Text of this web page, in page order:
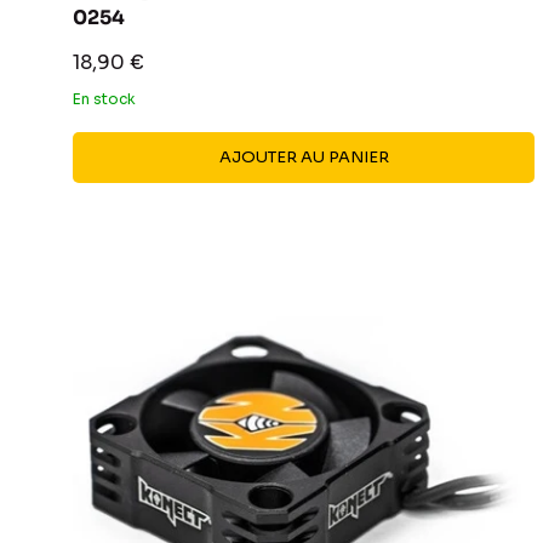
0254
Prix
réduit
18,90 €
En stock
AJOUTER AU PANIER